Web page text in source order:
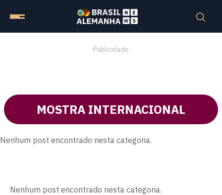
Publicidade
MOSTRA INTERNACIONAL
Nenhum post encontrado nesta categoria.
Nenhum post encontrado nesta categoria.